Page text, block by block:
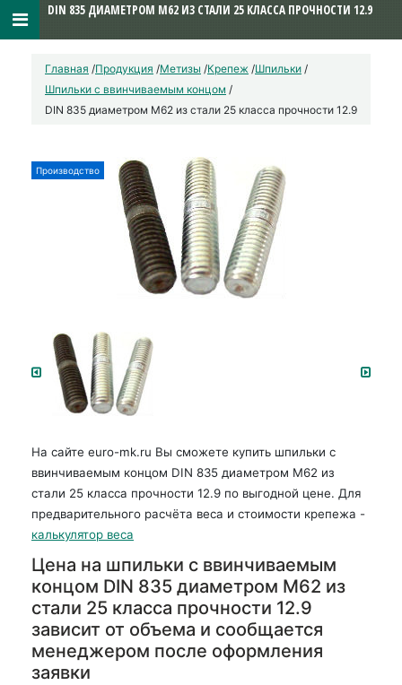
Главная /Продукция /Метизы /Крепеж /Шпильки /
Шпильки с ввинчиваемым концом /
DIN 835 диаметром М62 из стали 25 класса прочности 12.9
Производство
На сайте euro-mk.ru Вы сможете купить шпильки с
ввинчиваемым концом DIN 835 диаметром М62 из
стали 25 класса прочности 12.9 по выгодной цене. Для
предварительного расчёта веса и стоимости крепежа -
калькулятор веса
Цена на шпильки с ввинчиваемым
концом DIN 835 диаметром М62 из
стали 25 класса прочности 12.9
зависит от объема и сообщается
менеджером после оформления
заявки
DIN 835 ДИАМЕТРОМ М62 ИЗ СТАЛИ 25 КЛАССА ПРОЧНОСТИ 12.9